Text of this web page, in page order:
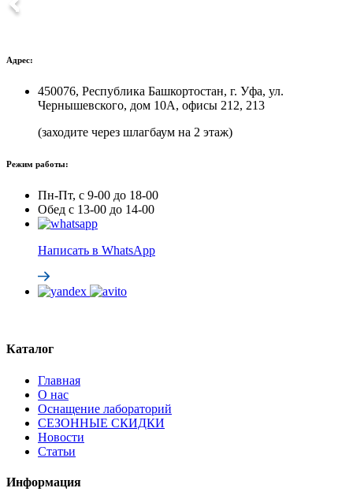
Адрес:
450076, Республика Башкортостан, г. Уфа, ул.
Чернышевского, дом 10А, офисы 212, 213
(заходите через шлагбаум на 2 этаж)
Режим работы:
Пн-Пт, с 9-00 до 18-00
Обед с 13-00 до 14-00
Написать в WhatsApp
Каталог
Главная
О нас
Оснащение лабораторий
СЕЗОННЫЕ СКИДКИ
Новости
Статьи
Информация